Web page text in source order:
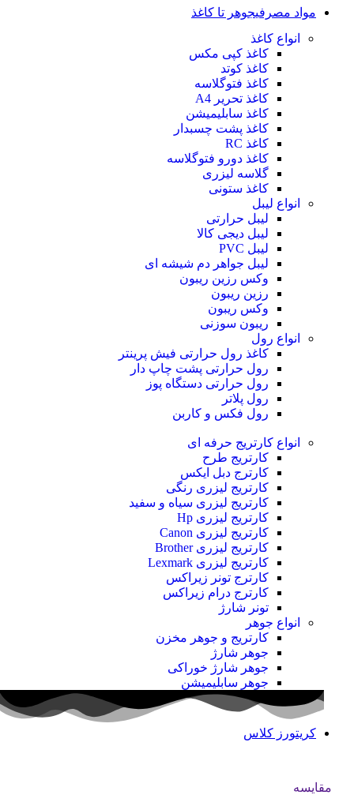
مواد مصرفیجوهر تا کاغذ
انواع کاغذ
کاغذ کپی مکس
کاغذ کوتد
کاغذ فتوگلاسه
کاغذ تحریر A4
کاغذ سابلیمیشن
کاغذ پشت چسبدار
کاغذ RC
کاغذ دورو فتوگلاسه
گلاسه لیزری
کاغذ ستونی
انواع لیبل
لیبل حرارتی
لیبل دیجی کالا
لیبل PVC
لیبل جواهر دم شیشه ای
وکس رزین ریبون
رزین ریبون
وکس ریبون
ریبون سوزنی
انواع رول
کاغذ رول حرارتی فیش پرینتر
رول حرارتی پشت چاپ دار
رول حرارتی دستگاه پوز
رول پلاتر
رول فکس و کاربن
انواع کارتریج حرفه ای
کارتریج طرح
کارترج دبل ایکس
کارتریج لیزری رنگی
کارتریج لیزری سیاه و سفید
کارتریج لیزری Hp
کارتریج لیزری Canon
کارتریج لیزری Brother
کارتریج لیزری Lexmark
کارترج تونر زیراکس
کارترج درام زیراکس
تونر شارژ
انواع جوهر
کارتریج و جوهر مخزن
جوهر شارژ
جوهر شارژ خوراکی
جوهر سابلیمیشن
کریتورز کلاس
مقایسه